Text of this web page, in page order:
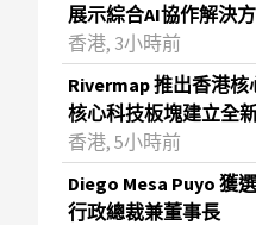
展示綜合AI協作解決
香港, 3小時前
Rivermap 推出香港
核心科技板塊建立全
香港, 5小時前
Diego Mesa Puyo 獲
行政總裁兼董事長